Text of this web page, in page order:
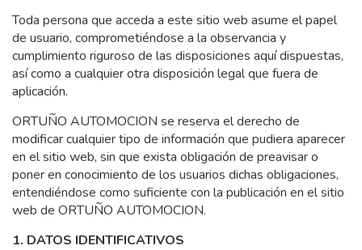
Toda persona que acceda a este sitio web asume el papel
de usuario, comprometiéndose a la observancia y
cumplimiento riguroso de las disposiciones aquí dispuestas,
así como a cualquier otra disposición legal que fuera de
aplicación.
ORTUÑO AUTOMOCION se reserva el derecho de
modificar cualquier tipo de información que pudiera aparecer
en el sitio web, sin que exista obligación de preavisar o
poner en conocimiento de los usuarios dichas obligaciones,
entendiéndose como suficiente con la publicación en el sitio
web de ORTUÑO AUTOMOCION.
1. DATOS IDENTIFICATIVOS